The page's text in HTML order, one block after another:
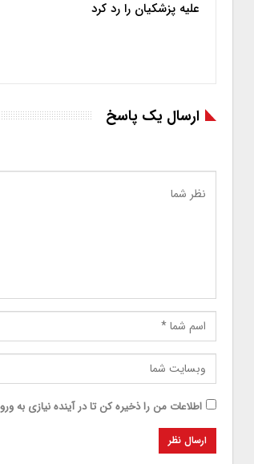
علیه پزشکیان را رد کرد
ارسال یک پاسخ
اطلاعات من را ذخیره کن تا در آینده نیازی به